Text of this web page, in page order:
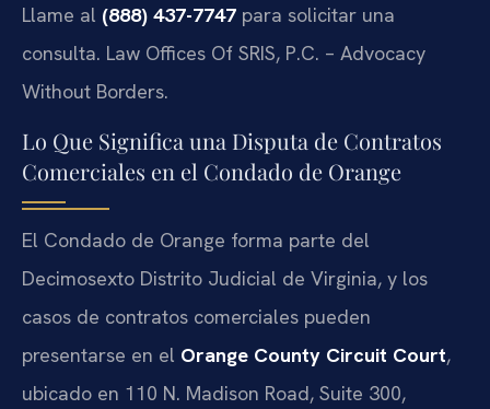
Llame al (888) 437-7747 para solicitar una
consulta. Law Offices Of SRIS, P.C. – Advocacy
Without Borders.
Lo Que Significa una Disputa de Contratos
Comerciales en el Condado de Orange
El Condado de Orange forma parte del
Decimosexto Distrito Judicial de Virginia, y los
casos de contratos comerciales pueden
presentarse en el Orange County Circuit Court,
ubicado en 110 N. Madison Road, Suite 300,